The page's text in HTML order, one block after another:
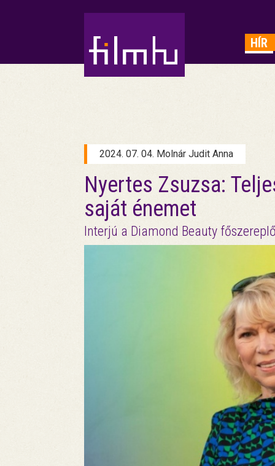
HÍR
2024. 07. 04. Molnár Judit Anna
Nyertes Zsuzsa:
saját énemet
Interjú a Diamond Beauty